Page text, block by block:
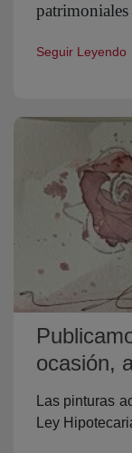
patrimoniales
Seguir Leyendo
ocasión,
Las pinturas
Ley